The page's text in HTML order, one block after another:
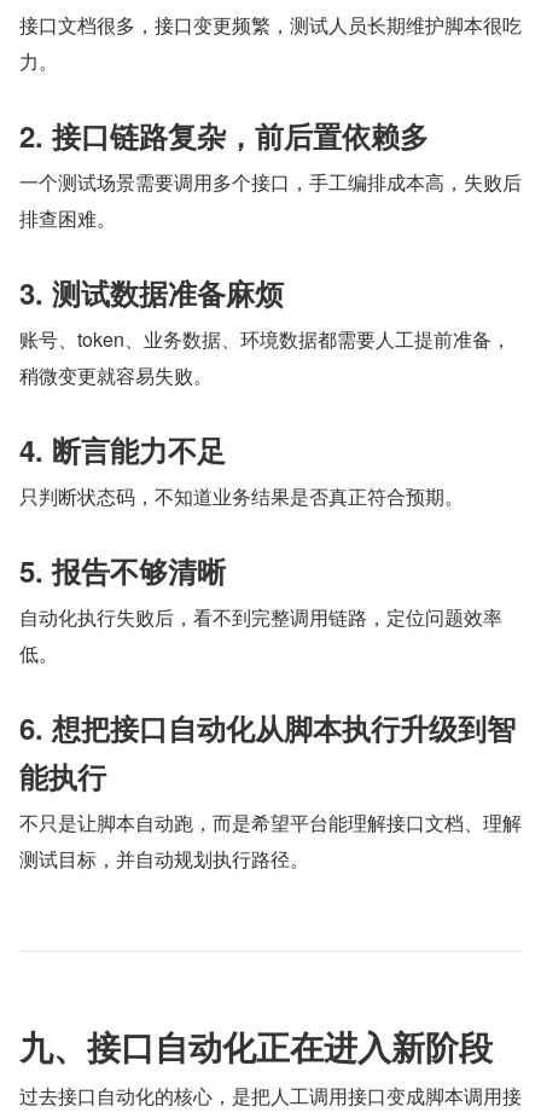
接口文档很多，接口变更频繁，测试人员长期维护脚本很吃
力。
2. 接口链路复杂，前后置依赖多
一个测试场景需要调用多个接口，手工编排成本高，失败后
排查困难。
3. 测试数据准备麻烦
账号、token、业务数据、环境数据都需要人工提前准备，
稍微变更就容易失败。
4. 断言能力不足
只判断状态码，不知道业务结果是否真正符合预期。
5. 报告不够清晰
自动化执行失败后，看不到完整调用链路，定位问题效率
低。
6. 想把接口自动化从脚本执行升级到智
能执行
不只是让脚本自动跑，而是希望平台能理解接口文档、理解
测试目标，并自动规划执行路径。
九、接口自动化正在进入新阶段
过去接口自动化的核心，是把人工调用接口变成脚本调用接